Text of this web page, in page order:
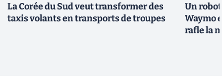
La Corée du Sud veut transformer des
taxis volants en transports de troupes
Un
Waymo
rafle la